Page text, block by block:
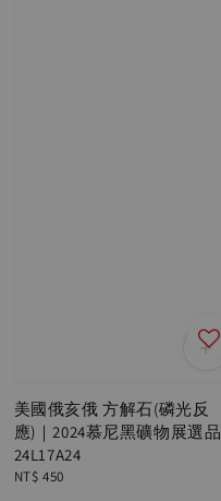
美國俄亥俄 方解石(磷光反
應)｜2024慕尼黑礦物展選品
24L17A24
Regular
NT$ 450